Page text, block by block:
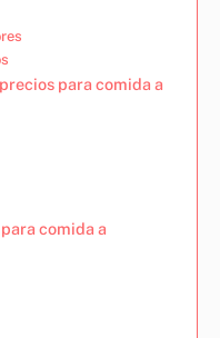
para comida a
comida a